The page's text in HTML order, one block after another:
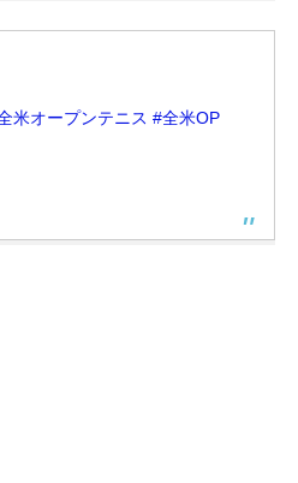
米オープンテニス #全米OP